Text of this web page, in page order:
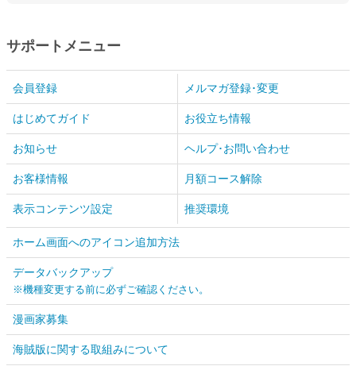
サポートメニュー
会員登録 メルマガ登録･変更
はじめてガイド お役立ち情報
お知らせ ヘルプ･お問い合わせ
お客様情報 月額コース解除
表示コンテンツ設定 推奨環境
ホーム画面へのアイコン追加方法
データバックアップ
※機種変更する前に必ずご確認ください。
漫画家募集
海賊版に関する取組みについて